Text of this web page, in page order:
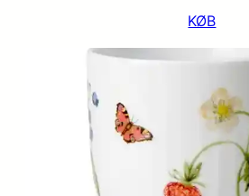
KØB